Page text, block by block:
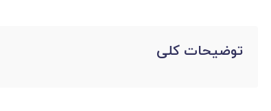
توضیحات کلی